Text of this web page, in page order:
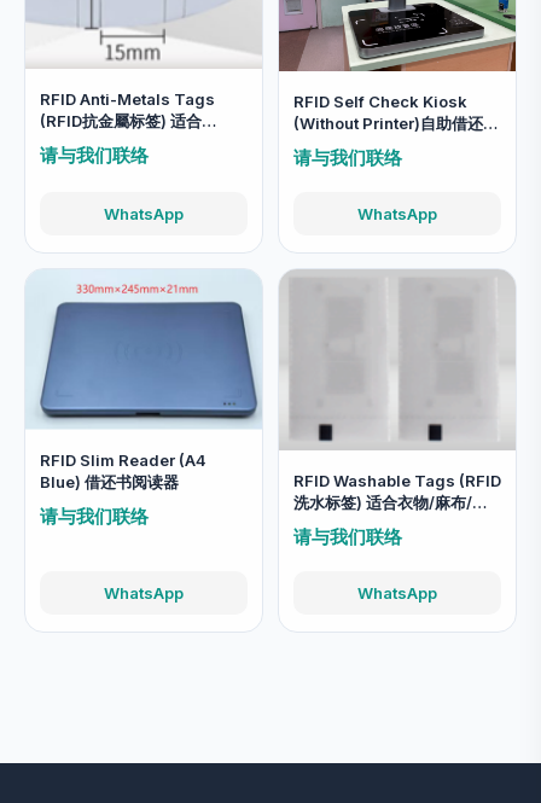
RFID Anti-Metals Tags
(RFID抗金屬标签) 适合
iPad/Notebook/电脑使用
请与我们联络
WhatsApp
RFID Self Check Kiosk
(Without Printer)自助借还机
(沒有打印功能)
请与我们联络
WhatsApp
RFID Slim Reader (A4
Blue) 借还书阅读器
请与我们联络
WhatsApp
RFID Washable Tags (RFID
洗水标签) 适合衣物/麻布/柔
软物料使用
请与我们联络
WhatsApp